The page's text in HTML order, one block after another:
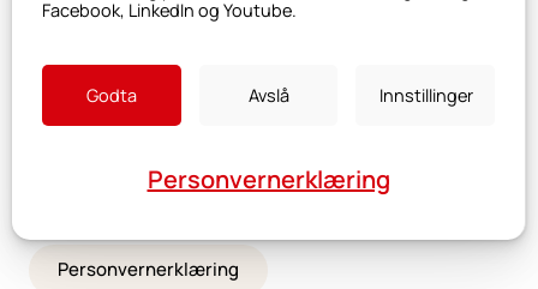
Husk at dette ikke skjermer deg for enhver form
generisk reklame.
Andre ressurser:
Personvernerklæring
Facebook, LinkedIn og Youtube.
Godta Avslå Innstillinger
Personvernerklæring